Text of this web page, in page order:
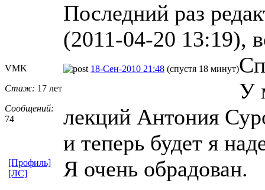
Последний раз
(2011-04-20 13:19),
VMK
Стаж: 17 лет
Сообщений:
74
18-Сен-2010 21:48 (спустя 18 минут)
У
лекций Антония
и теперь будет я
Я очень обрадован.
[Профиль]
[ЛС]